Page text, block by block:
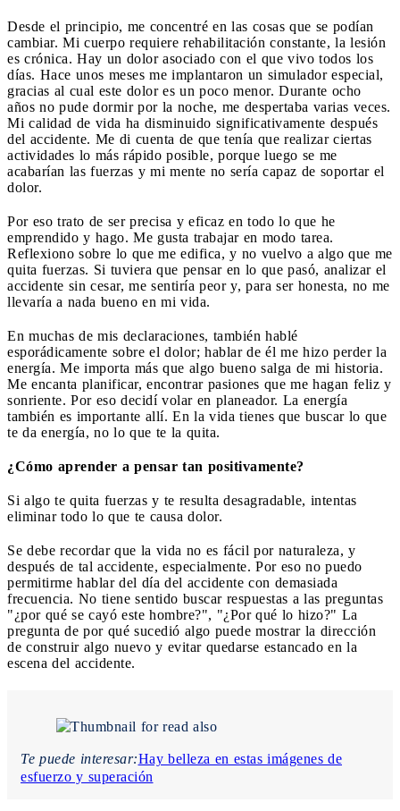
Desde el principio, me concentré en las cosas que se podían
cambiar. Mi cuerpo requiere rehabilitación constante, la lesión
es crónica. Hay un dolor asociado con el que vivo todos los
días. Hace unos meses me implantaron un simulador especial,
gracias al cual este dolor es un poco menor. Durante ocho
años no pude dormir por la noche, me despertaba varias veces.
Mi calidad de vida ha disminuido significativamente después
del accidente. Me di cuenta de que tenía que realizar ciertas
actividades lo más rápido posible, porque luego se me
acabarían las fuerzas y mi mente no sería capaz de soportar el
dolor.
Por eso trato de ser precisa y eficaz en todo lo que he
emprendido y hago. Me gusta trabajar en modo tarea.
Reflexiono sobre lo que me edifica, y no vuelvo a algo que me
quita fuerzas. Si tuviera que pensar en lo que pasó, analizar el
accidente sin cesar, me sentiría peor y, para ser honesta, no me
llevaría a nada bueno en mi vida.
En muchas de mis declaraciones, también hablé
esporádicamente sobre el dolor; hablar de él me hizo perder la
energía. Me importa más que algo bueno salga de mi historia.
Me encanta planificar, encontrar pasiones que me hagan feliz y
sonriente. Por eso decidí volar en planeador. La energía
también es importante allí. En la vida tienes que buscar lo que
te da energía, no lo que te la quita.
¿Cómo aprender a pensar tan positivamente?
Si algo te quita fuerzas y te resulta desagradable, intentas
eliminar todo lo que te causa dolor.
Se debe recordar que la vida no es fácil por naturaleza, y
después de tal accidente, especialmente. Por eso no puedo
permitirme hablar del día del accidente con demasiada
frecuencia. No tiene sentido buscar respuestas a las preguntas
"¿por qué se cayó este hombre?", "¿Por qué lo hizo?" La
pregunta de por qué sucedió algo puede mostrar la dirección
de construir algo nuevo y evitar quedarse estancado en la
escena del accidente.
Te puede interesar:Hay belleza en estas imágenes de
esfuerzo y superación